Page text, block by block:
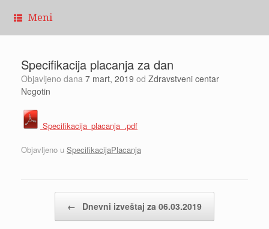
Meni
Specifikacija placanja za dan
Objavljeno dana 7 mart, 2019 od Zdravstveni centar
Negotin
Specifikacija_placanja_.pdf
Objavljeno u SpecifikacijaPlacanja
← Dnevni izveštaj za 06.03.2019